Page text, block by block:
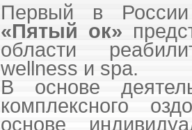
Первый в России
«Пятый ок»
области
wellness и spa.
В основе
комплексного
основе